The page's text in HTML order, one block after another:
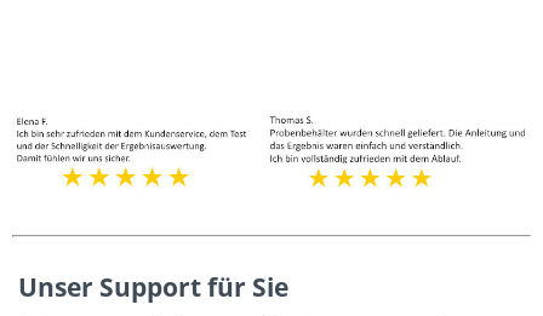
Unser Support für Sie